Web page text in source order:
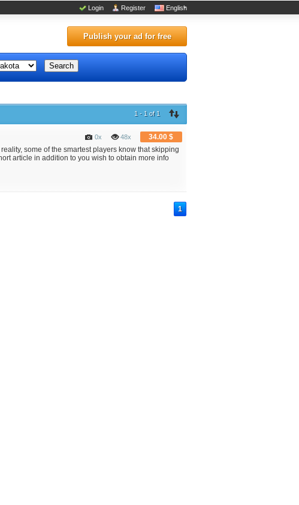
English
Register
Login
Publish your ad for free
Search
1 - 1 of 1
34.00 $
48x
0x
some of the smartest players know that skipping
article in addition to you wish to obtain more info
1